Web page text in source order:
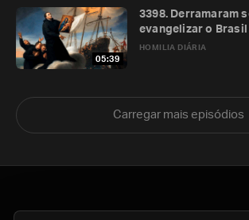
05:39
HOMILIA DIÁRIA
3398. Derramaram
evangelizar o Brasil
Carregar mais episódios